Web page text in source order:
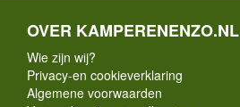
OVER KAMPERENENZO.NL
Wie zijn wij?
Privacy-en cookieverklaring
Algemene voorwaarden